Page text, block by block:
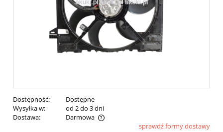
Dostępność:
Dostępne
Wysyłka w:
od 2 do 3 dni
Dostawa:
Darmowa
Cena nie zawiera ewentualnych kosztów płatnościsprawdź formy dostawy